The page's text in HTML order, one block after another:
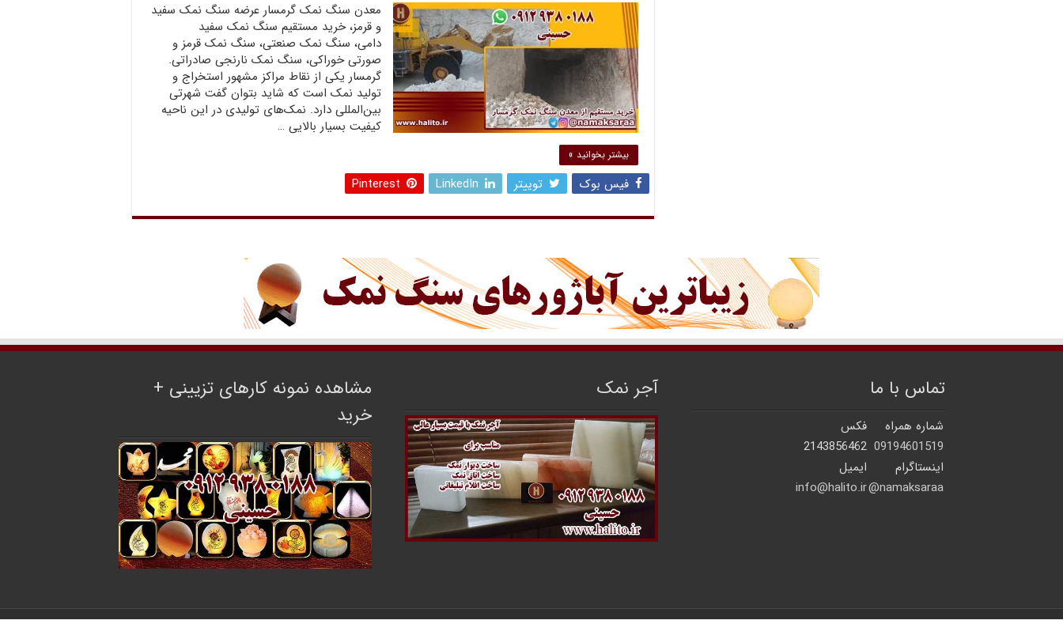
معدن سنگ نمک گرمسار عرضه سنگ نمک سفید
و قرمز، خرید مستقیم سنگ نمک سفید
دامی، سنگ نمک صنعتی، سنگ نمک قرمز و
صورتی خوراکی، سنگ نمک نارنجی صادراتی.
گرمسار یکی از نقاط مراکز مشهور استخراج و
تولید نمک است که شاید بتوان گفت شهرتی
بین‌المللی دارد. نمک‌های تولیدی در این ناحیه
کیفیت بسیار بالایی …
بیشتر بخوانید »
فیس بوک توییتر LinkedIn
Pinterest
تماس با ما
شماره همراه
فکس
09194601519
2143856462
اینستاگرام
ایمیل
namaksaraa@
info@halito.ir
آجر نمک
مشاهده نمونه کارهای تزیینی +
خرید